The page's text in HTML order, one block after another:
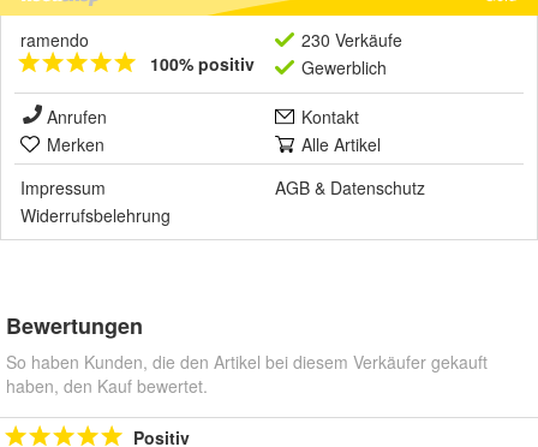
ramendo
100% positiv
230 Verkäufe
Gewerblich
Anrufen
Kontakt
Merken
Alle Artikel
Impressum
AGB & Datenschutz
Widerrufsbelehrung
Bewertungen
So haben Kunden, die den Artikel bei diesem Verkäufer gekauft
haben, den Kauf bewertet.
Positiv